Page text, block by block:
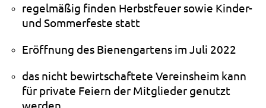
regelmäßig finden Herbstfeuer sowie Kinder-
und Sommerfeste statt
Eröffnung des Bienengartens im Juli 2022
das nicht bewirtschaftete Vereinsheim kann
für private Feiern der Mitglieder genutzt
werden